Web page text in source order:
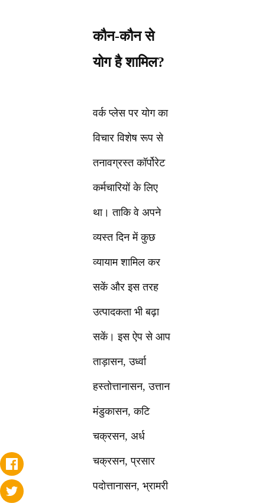
कौन-कौन से
योग है शामिल?
वर्क प्लेस पर योग का
विचार विशेष रूप से
तनावग्रस्त कॉर्पोरेट
कर्मचारियों के लिए
था। ताकि वे अपने
व्यस्त दिन में कुछ
व्यायाम शामिल कर
सकें और इस तरह
उत्पादकता भी बढ़ा
सकें। इस ऐप से आप
ताड़ासन, उर्ध्वा
हस्तोत्तानासन, उत्तान
मंडुकासन, कटि
चक्रसन, अर्ध
चक्रसन, प्रसार
पदोत्तानासन, भ्रामरी